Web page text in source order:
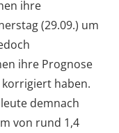
ihre
(29.09.) um
ihre Prognose
haben.
demnach
von rund 1,4